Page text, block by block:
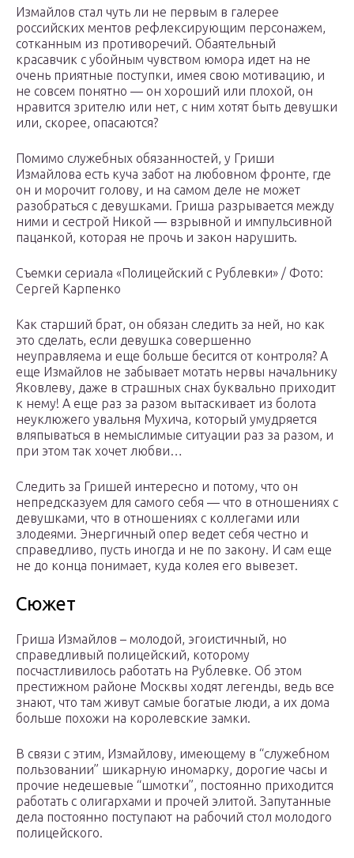
Измайлов стал чуть ли не первым в галерее
российских ментов рефлексирующим персонажем,
сотканным из противоречий. Обаятельный
красавчик с убойным чувством юмора идет на не
очень приятные поступки, имея свою мотивацию, и
не совсем понятно — он хороший или плохой, он
нравится зрителю или нет, с ним хотят быть девушки
или, скорее, опасаются?
Помимо служебных обязанностей, у Гриши
Измайлова есть куча забот на любовном фронте, где
он и морочит голову, и на самом деле не может
разобраться с девушками. Гриша разрывается между
ними и сестрой Никой — взрывной и импульсивной
пацанкой, которая не прочь и закон нарушить.
Съемки сериала «Полицейский с Рублевки» / Фото:
Сергей Карпенко
Как старший брат, он обязан следить за ней, но как
это сделать, если девушка совершенно
неуправляема и еще больше бесится от контроля? А
еще Измайлов не забывает мотать нервы начальнику
Яковлеву, даже в страшных снах буквально приходит
к нему! А еще раз за разом вытаскивает из болота
неуклюжего увальня Мухича, который умудряется
вляпываться в немыслимые ситуации раз за разом, и
при этом так хочет любви…
Следить за Гришей интересно и потому, что он
непредсказуем для самого себя — что в отношениях с
девушками, что в отношениях с коллегами или
злодеями. Энергичный опер ведет себя честно и
справедливо, пусть иногда и не по закону. И сам еще
не до конца понимает, куда колея его вывезет.
Сюжет
Гриша Измайлов – молодой, эгоистичный, но
справедливый полицейский, которому
посчастливилось работать на Рублевке. Об этом
престижном районе Москвы ходят легенды, ведь все
знают, что там живут самые богатые люди, а их дома
больше похожи на королевские замки.
В связи с этим, Измайлову, имеющему в “служебном
пользовании” шикарную иномарку, дорогие часы и
прочие недешевые “шмотки”, постоянно приходится
работать с олигархами и прочей элитой. Запутанные
дела постоянно поступают на рабочий стол молодого
полицейского.